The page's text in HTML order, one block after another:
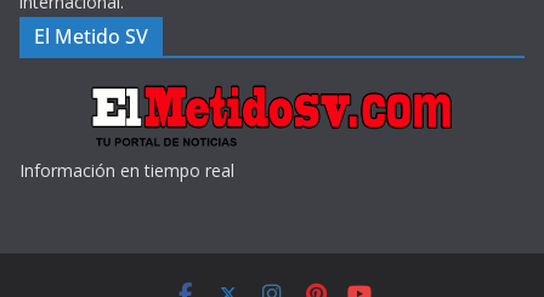
El Metido SV
Información en tiempo real